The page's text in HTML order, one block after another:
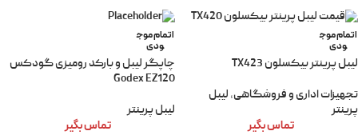
اتمام موج
ودی
لیبل پرینتر بیکسلون TX423
تجهیزات اداری و فروشگاهی, لیبل
پرینتر
تماس بگیر
اتمام موج
ودی
چاپگر لیبل و بارکد رومیزی گودکس
Godex EZ120
لیبل پرینتر
تماس بگیر